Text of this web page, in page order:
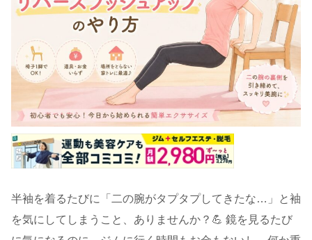
半袖を着るたびに「二の腕がタプタプしてきたな…」と袖
を気にしてしまうこと、ありませんか？💪 鏡を見るたび